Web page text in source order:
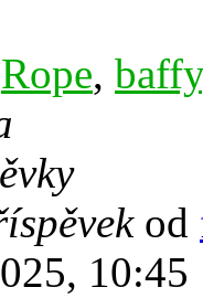
Rope, baffy
od
10:45